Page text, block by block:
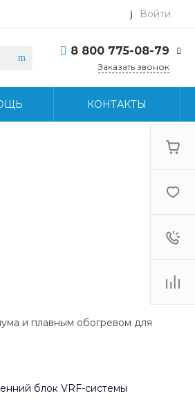
Войти
8 800 775-08-79
г. Москва, БЦ Вятский,
Заказать звонок
КОНТАКТЫ
и плавным обогревом для
блок VRF-системы